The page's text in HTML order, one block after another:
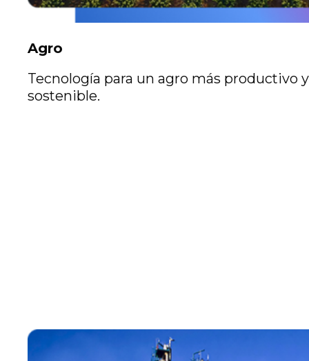
Agro
Tecnología para un agro más productivo y
sostenible.